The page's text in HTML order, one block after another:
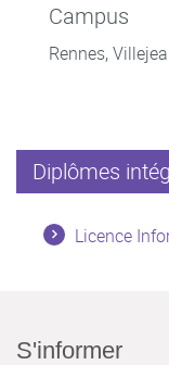
Campus
Rennes,
Diplômes
Licence
S'informer